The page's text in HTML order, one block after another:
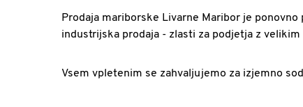
Prodaja mariborske Livarne Maribor je
industrijska prodaja - zlasti za podjetja z
Vsem vpletenim se zahvaljujemo za izjemno